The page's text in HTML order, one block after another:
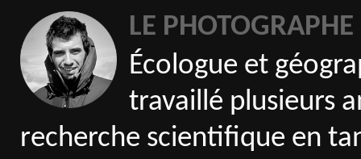
LE PHOTOGRAPHE
Écologue et
travaillé plusieurs
recherche scientifique en